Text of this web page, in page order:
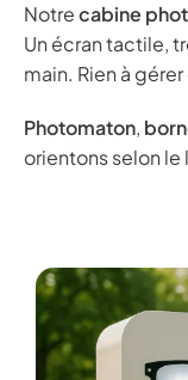
Notrecabine
Un écran tactile,
main. Rien à
Photomaton,
orientons selon le